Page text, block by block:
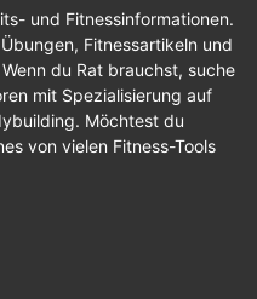
und Fitnessinformationen.
Fitnessartikeln und
du Rat brauchst, suche
mit Spezialisierung auf
Möchtest du
von vielen Fitness-Tools